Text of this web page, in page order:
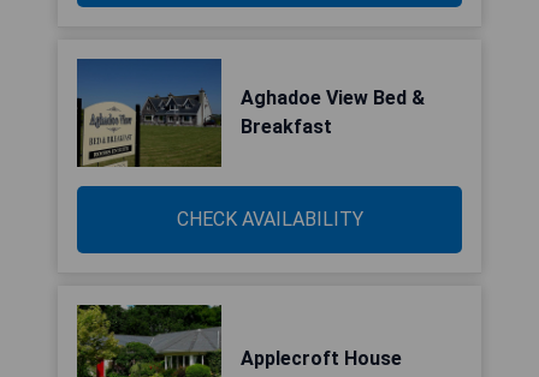
Aghadoe View Bed &
Breakfast
CHECK AVAILABILITY
Applecroft House